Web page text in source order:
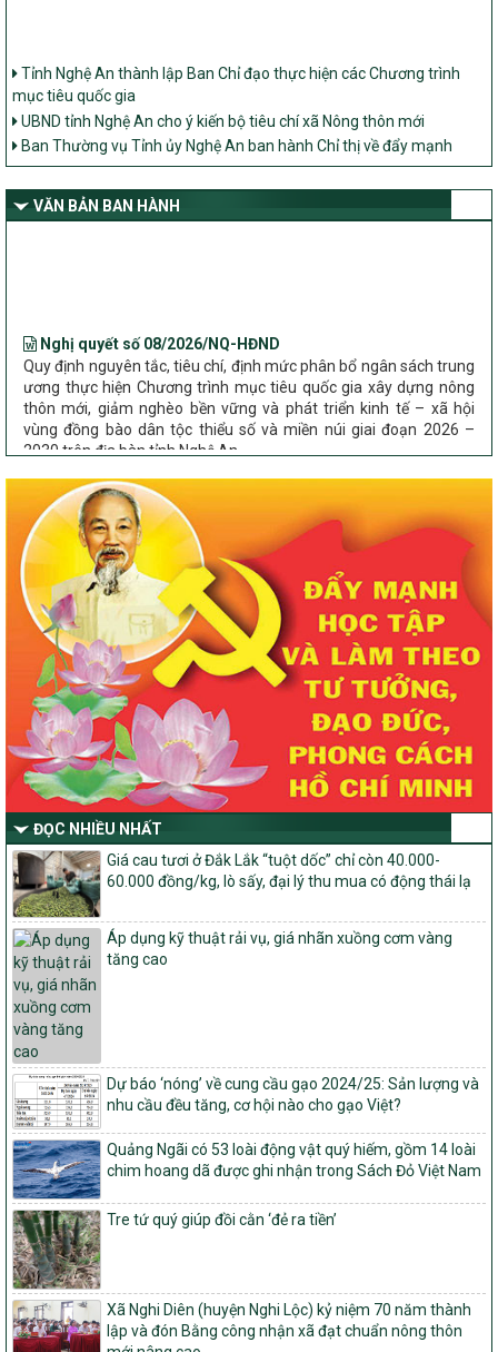
Tỉnh Nghệ An thành lập Ban Chỉ đạo thực hiện các Chương trình
mục tiêu quốc gia
UBND tỉnh Nghệ An cho ý kiến bộ tiêu chí xã Nông thôn mới
Ban Thường vụ Tỉnh ủy Nghệ An ban hành Chỉ thị về đẩy mạnh
thực hiện Chương trình mục tiêu quốc gia xây dựng nông thôn mới,
dân tộc thiểu số và miền núi giai đoạn 2026 – 2030 trên địa bàn tỉnh
Nghệ An
VĂN BẢN BAN HÀNH
Quy định nguyên tắc, tiêu chí, định mức phân bổ ngân sách trung
ương thực hiện Chương trình mục tiêu quốc gia xây dựng nông
thôn mới, giảm nghèo bền vững và phát triển kinh tế – xã hội
vùng đồng bào dân tộc thiểu số và miền núi giai đoạn 2026 –
2030 trên địa bàn tỉnh Nghệ An
về đẩy mạnh thực hiện Chương trình mục tiêu quốc gia xây dựng
nông thôn mới, giảm nghèo bền vững và phát triển kinh tế – xã
hội vùng đồng bào dân tộc thiểu số và miền núi giai đoạn 2026 –
2030 trên địa bàn tỉnh Nghệ An
Quyết định số 2490/QĐ-UBND
Về việc thành lập Ban Chỉ đạo Chương trình mục tiều quốc gia xây
dựng nông thôn mới, giảm nghèo bền vững và phát triển kinh tế –
xã hội vùng đồng bào dân tộc thiểu số và miền núi giai đoạn 2026
-2030 tỉnh Nghệ An
Thông tư Số 23/2026/TT-BNNMT
Thông tư Hướng dẫn thực hiện một số nội dung Chương trình
mục tiêu quốc gia xây dựng nông thôn mới, giảm nghèo bền
vững và phát triển kinh tế – xã hội vùng đồng bào dân tộc thiểu
số và miền núi giai đoạn 2026-2030 thuộc phạm vi quản lý nhà
nước của Bộ Nông nghiệp và Môi trường
Quyết định số: 26/2026/QĐ-TTg
Quyết định ban hành Bộ tiêu chí và quy trình đánh giá, phân hạng
sản phẩm Mỗi xã một sản phẩm
số: 19/2026/QĐ-TTg
Quy định điều kiện, trình tự, thủ tục, hồ sơ xét, công nhận, công bố
và thu hồi quyết định công nhận xã đạt chuẩn nông thôn mới, xã
đạt nông thôn mới hiện đại và tỉnh, thành phố hoàn thành nhiệm
vụ xây dựng nông thôn mới giai đoạn 2026 – 2030
Quyết định số 16/2026/QĐ-TTg
Quy định nguyên tắc, tiêu chí, định mức phân bổ ngân sách trung
ương và tỉ lệ vốn đối ứng ngân sách của địa phương thực hiện
Chương trình mục tiêu quốc gia xây dựng nông thôn mới, giảm
nghèo bền vững và phát triển kinh tế – xã hội vùng đồng bào dân
tộc thiểu số và miền núi giai đoạn 2026 – 2030
1451/QĐ-UBND
Phê duyệt danh sách các xã thuộc nhóm 1, nhóm 2, nhóm 3
trong xây dựng nông thôn mới giai đoạn 2026-2030 trên địa bàn
tỉnh Nghệ An
103/PTNT-NTM
Về việc đăng ký thực hiện Dự án liên kết theo chuỗi giá trị thuộc
Dự án 2 – Chương trình Mục tiêu quốc gia Giảm nghèo bền vững
giai đoạn 2021-2025 được kéo dài sang năm 2026
ĐỌC NHIỀU NHẤT
Giá cau tươi ở Đắk Lắk “tuột dốc” chỉ còn 40.000-
60.000 đồng/kg, lò sấy, đại lý thu mua có động thái lạ
Áp dụng kỹ thuật rải vụ, giá nhãn xuồng cơm vàng
tăng cao
Dự báo ‘nóng’ về cung cầu gạo 2024/25: Sản lượng và
nhu cầu đều tăng, cơ hội nào cho gạo Việt?
Quảng Ngãi có 53 loài động vật quý hiếm, gồm 14 loài
chim hoang dã được ghi nhận trong Sách Đỏ Việt Nam
Tre tứ quý giúp đồi cằn ‘đẻ ra tiền’
Xã Nghi Diên (huyện Nghi Lộc) kỷ niệm 70 năm thành
lập và đón Bằng công nhận xã đạt chuẩn nông thôn